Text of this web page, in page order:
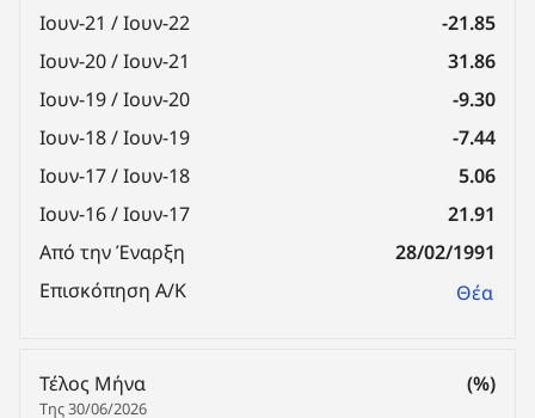
Ιουν-21 / Ιουν-22
-21.85
Ιουν-20 / Ιουν-21
31.86
Ιουν-19 / Ιουν-20
-9.30
Ιουν-18 / Ιουν-19
-7.44
Ιουν-17 / Ιουν-18
5.06
Ιουν-16 / Ιουν-17
21.91
Από την Έναρξη
28/02/1991
Επισκόπηση Α/Κ
Θέα
Τέλος Μήνα
Της 30/06/2026
(%)